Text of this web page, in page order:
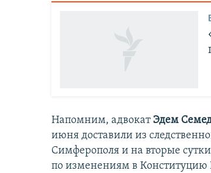
Напомним, адвокат Эдем
июня доставили из
Симферополя и на вторые
по изменениям в Конституцию